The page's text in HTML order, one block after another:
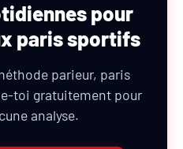
pour
paris sportifs
parieur, paris
toi gratuitement pour
analyse.